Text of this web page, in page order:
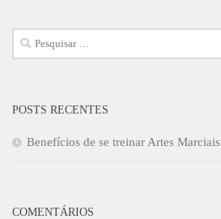
Pesquisar
por:
POSTS RECENTES
Benefícios de se treinar Artes Marciais
COMENTÁRIOS